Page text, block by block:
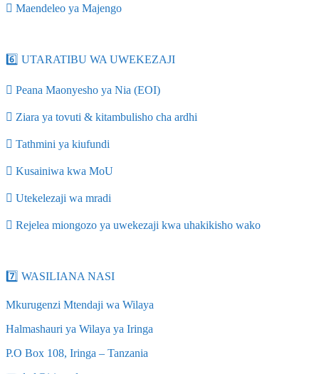
 Maendeleo ya Majengo
6️⃣ UTARATIBU WA UWEKEZAJI
 Peana Maonyesho ya Nia (EOI)
 Ziara ya tovuti & kitambulisho cha ardhi
 Tathmini ya kiufundi
 Kusainiwa kwa MoU
 Utekelezaji wa mradi
 Rejelea miongozo ya uwekezaji kwa uhakikisho wako
7️⃣ WASILIANA NASI
Mkurugenzi Mtendaji wa Wilaya
Halmashauri ya Wilaya ya Iringa
P.O Box 108, Iringa – Tanzania